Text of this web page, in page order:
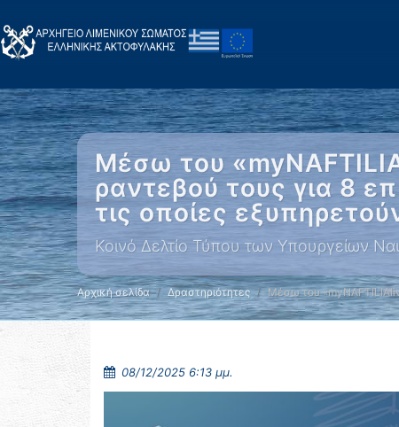
Μέσω του
ραντεβού τους για 8
τις οποίες
Κοινό Δελτίο Τύπου των Υπουργείων
Αρχική σελίδα Δραστηριότητες Μέσω του
08/12/2025 6:13 μμ.